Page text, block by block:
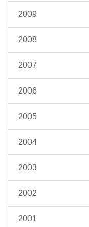
2009
2008
2007
2006
2005
2004
2003
2002
2001